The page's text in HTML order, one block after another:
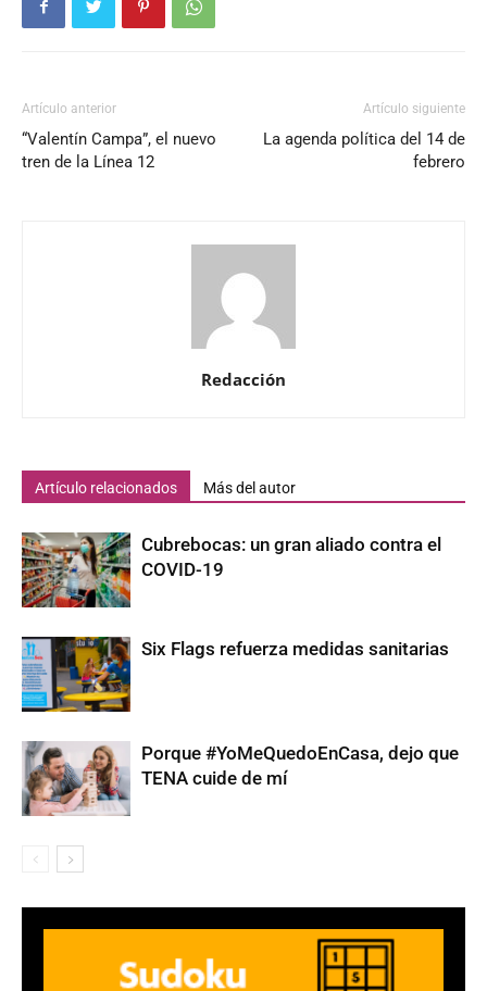
Artículo anterior
“Valentín Campa”, el nuevo
tren de la Línea 12
Artículo siguiente
La agenda política del 14 de
febrero
Redacción
Artículo relacionados Más del autor
Cubrebocas: un gran aliado contra el
COVID-19
Six Flags refuerza medidas sanitarias
Porque #YoMeQuedoEnCasa, dejo que
TENA cuide de mí